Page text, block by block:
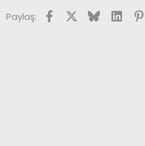
Paylaş: FacebookX (Twitter)
Bluesky